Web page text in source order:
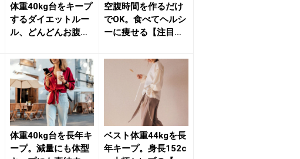
体重40kg台をキープ
するダイエットルー
ル、どんどんお腹の
慣な...
空腹時間を作るだけ
でOK。食べてヘルシ
ーに痩せる【注目の
て？ -...
体重40kg台を長年キ
ープ。減量にも体型
ベスト体重44kgを長
年キープ。身長152c